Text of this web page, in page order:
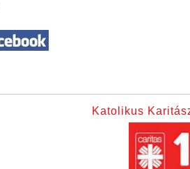
Katolikus